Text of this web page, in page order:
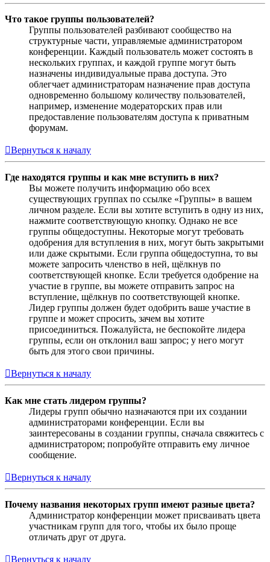
Что такое группы пользователей?
Группы пользователей разбивают сообщество на
структурные части, управляемые администратором
конференции. Каждый пользователь может состоять в
нескольких группах, и каждой группе могут быть
назначены индивидуальные права доступа. Это
облегчает администраторам назначение прав доступа
одновременно большому количеству пользователей,
например, изменение модераторских прав или
предоставление пользователям доступа к приватным
форумам.
Вернуться к началу
Где находятся группы и как мне вступить в них?
Вы можете получить информацию обо всех
существующих группах по ссылке «Группы» в вашем
личном разделе. Если вы хотите вступить в одну из них,
нажмите соответствующую кнопку. Однако не все
группы общедоступны. Некоторые могут требовать
одобрения для вступления в них, могут быть закрытыми
или даже скрытыми. Если группа общедоступна, то вы
можете запросить членство в ней, щёлкнув по
соответствующей кнопке. Если требуется одобрение на
участие в группе, вы можете отправить запрос на
вступление, щёлкнув по соответствующей кнопке.
Лидер группы должен будет одобрить ваше участие в
группе и может спросить, зачем вы хотите
присоединиться. Пожалуйста, не беспокойте лидера
группы, если он отклонил ваш запрос; у него могут
быть для этого свои причины.
Вернуться к началу
Как мне стать лидером группы?
Лидеры групп обычно назначаются при их создании
администраторами конференции. Если вы
заинтересованы в создании группы, сначала свяжитесь с
администратором; попробуйте отправить ему личное
сообщение.
Вернуться к началу
Почему названия некоторых групп имеют разные цвета?
Администратор конференции может присваивать цвета
участникам групп для того, чтобы их было проще
отличать друг от друга.
Вернуться к началу